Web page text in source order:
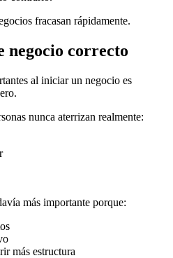
fracasan rápidamente.
negocio correcto
al iniciar un negocio es
nunca aterrizan realmente:
más importante porque:
más estructura